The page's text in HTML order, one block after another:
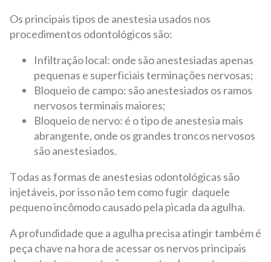
Os principais tipos de anestesia usados nos
procedimentos odontológicos são:
Infiltração local: onde são anestesiadas apenas
pequenas e superficiais terminações nervosas;
Bloqueio de campo: são anestesiados os ramos
nervosos terminais maiores;
Bloqueio de nervo: é o tipo de anestesia mais
abrangente, onde os grandes troncos nervosos
são anestesiados.
Todas as formas de anestesias odontológicas são
injetáveis, por isso não tem como fugir daquele
pequeno incômodo causado pela picada da agulha.
A profundidade que a agulha precisa atingir também é
peça chave na hora de acessar os nervos principais